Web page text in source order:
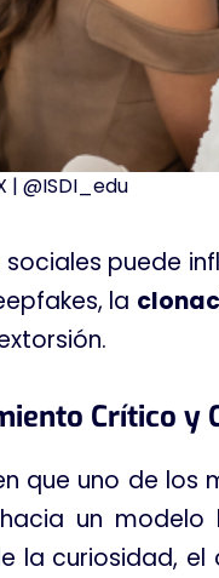
| @ISDI_edu
sociales puede
la
.
Crítico y
que uno de
un modelo
la curiosidad, el